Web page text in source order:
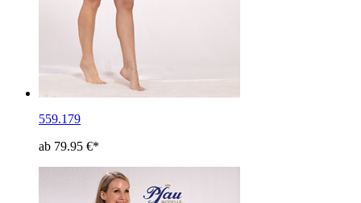
559.179
ab 79.95 €*